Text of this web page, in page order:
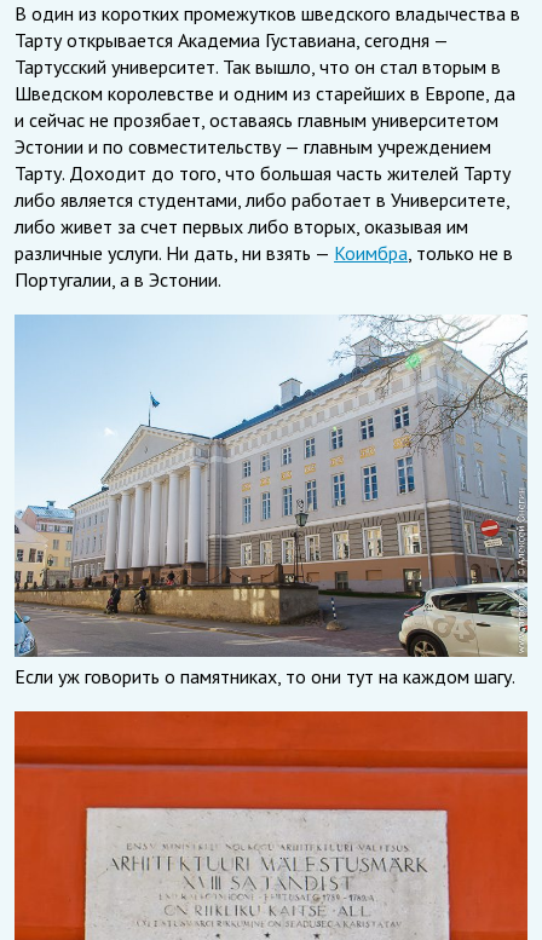
В один из коротких промежутков шведского владычества в
Тарту открывается Академиа Густавиана, сегодня —
Тартусский университет. Так вышло, что он стал вторым в
Шведском королевстве и одним из старейших в Европе, да
и сейчас не прозябает, оставаясь главным университетом
Эстонии и по совместительству — главным учреждением
Тарту. Доходит до того, что большая часть жителей Тарту
либо является студентами, либо работает в Университете,
либо живет за счет первых либо вторых, оказывая им
различные услуги. Ни дать, ни взять — Коимбра, только не в
Португалии, а в Эстонии.
Если уж говорить о памятниках, то они тут на каждом шагу.